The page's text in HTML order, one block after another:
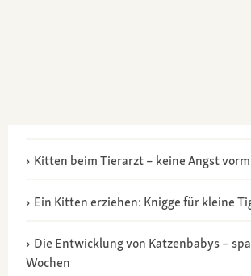
Kitten beim Tierarzt – keine Angst
Ein Kitten erziehen: Knigge für kleine
Die Entwicklung von Katzenbabys –
Wochen